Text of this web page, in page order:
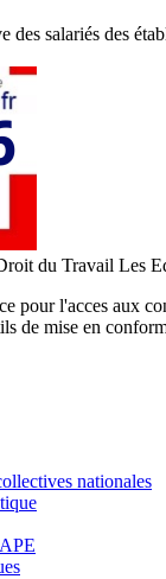
des salariés des
du Travail Les
pour l'acces aux
de mise en
nationales